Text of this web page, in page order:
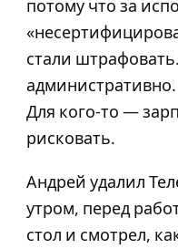
потому что за
стали
Для кого-то —
рисковать.
Андрей удалил
утром, перед
стол и смотрел,